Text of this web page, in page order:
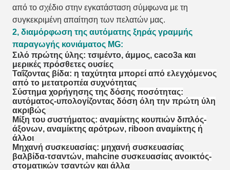
από το σχέδιο στην εγκατάσταση σύμφωνα με τη
συγκεκριμένη απαίτηση των πελατών μας.
2, διαμόρφωση της αυτόματης ξηράς γραμμής
παραγωγής κονιάματος MG:
Σιλό πρώτης ύλης: τσιμέντο, άμμος, caco3a και
μερικές πρόσθετες ουσίες
Ταΐζοντας βίδα: η ταχύτητα μπορεί από ελεγχόμενος
από το μετατροπέα συχνότητας
Σύστημα χορήγησης της δόσης ποσότητας:
αυτόματος-υπολογίζοντας δόση όλη την πρώτη ύλη
ακριβώς
Μίξη του συστήματος: αναμίκτης κουπιών διπλός-
άξονων, αναμίκτης αρότρων, riboon αναμίκτης ή
άλλοι
Μηχανή συσκευασίας: μηχανή συσκευασίας
βαλβίδα-τσαντών, mahcine συσκευασίας ανοικτός-
στοματικών τσαντών και άλλα